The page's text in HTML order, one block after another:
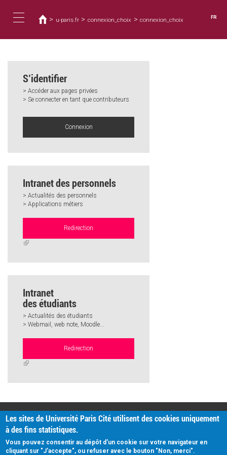
contenu
navigation
êtes
ici
> u-paris.fr > connexion_choix > connexion_choix FR
S’identifier
> Accéder aux pages privées
> Se connecter en tant que contributeurs
Connexion
Intranet des personnels
> Actualités des personnels
> Applications métiers
Redirection
(link
Intranet
des étudiants
> Actualités des étudiants
> Webmail, web note, Moodle...
Redirection
(link
PRATIQUE
Plan d'accès
Intranet
Mentions légales
Données personnelles
Les sites de Université Paris Cité utilisent des cookies uniquement
à des fins statistiques.
Vous pouvez consentir au dépôt d'un cookie sur votre navigateur en
cliquant sur "J'accepte", ou refuser avec le bouton "Non, merci".